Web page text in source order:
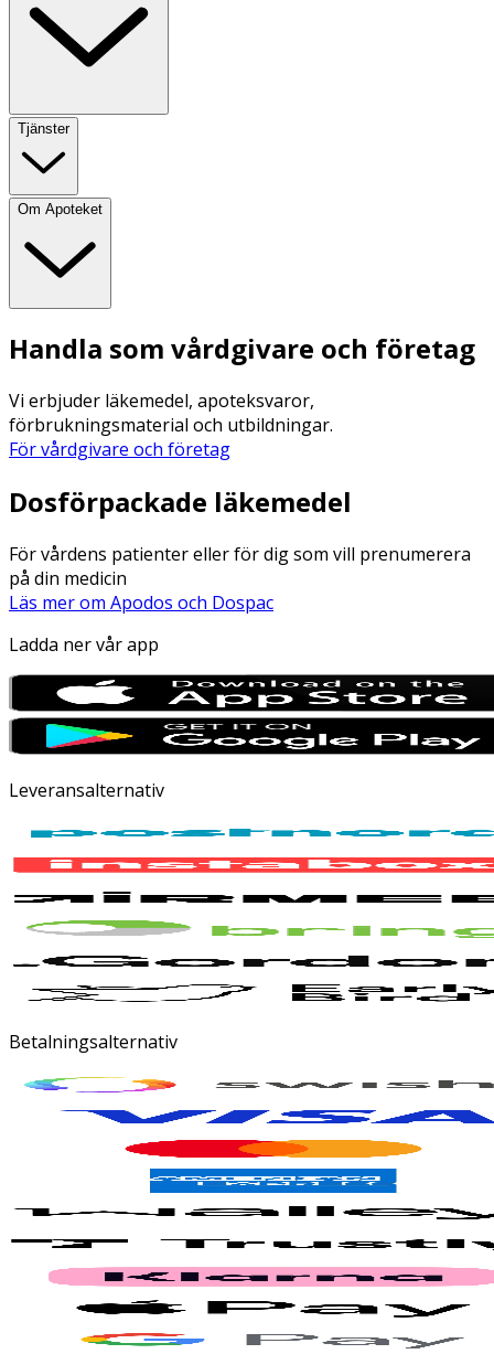
Tjänster
Om Apoteket
Handla som vårdgivare och företag
Vi erbjuder läkemedel, apoteksvaror,
förbrukningsmaterial och utbildningar.
För vårdgivare och företag
Dosförpackade läkemedel
För vårdens patienter eller för dig som vill prenumerera
på din medicin
Läs mer om Apodos och Dospac
Ladda ner vår app
Leveransalternativ
Betalningsalternativ